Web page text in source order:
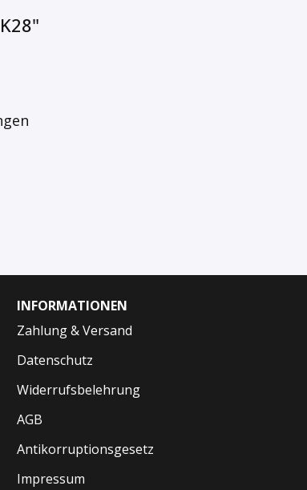
INFORMATIONEN
Zahlung & Versand
Datenschutz
Widerrufsbelehrung
AGB
Antikorruptionsgesetz
Impressum